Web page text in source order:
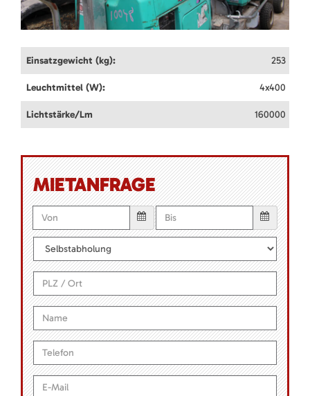
Einsatzgewicht (kg): 253
Leuchtmittel (W): 4x400
Lichtstärke/Lm 160000
MIETANFRAGE